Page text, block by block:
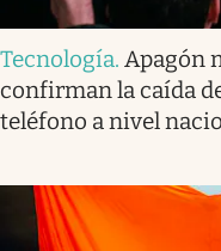
Tecnología. Apagón
confirman la caída
teléfono a nivel